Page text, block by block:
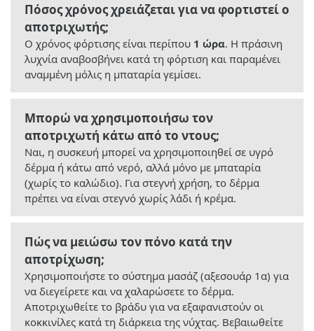
Πόσος χρόνος χρειάζεται για να φορτιστεί ο
αποτριχωτής;
Ο χρόνος φόρτισης είναι περίπου 1 ώρα. Η πράσινη
λυχνία αναβοσβήνει κατά τη φόρτιση και παραμένει
αναμμένη μόλις η μπαταρία γεμίσει.
Μπορώ να χρησιμοποιήσω τον
αποτριχωτή κάτω από το ντους;
Ναι, η συσκευή μπορεί να χρησιμοποιηθεί σε υγρό
δέρμα ή κάτω από νερό, αλλά μόνο με μπαταρία
(χωρίς το καλώδιο). Για στεγνή χρήση, το δέρμα
πρέπει να είναι στεγνό χωρίς λάδι ή κρέμα.
Πώς να μειώσω τον πόνο κατά την
αποτρίχωση;
Χρησιμοποιήστε το σύστημα μασάζ (αξεσουάρ 1α) για
να διεγείρετε και να χαλαρώσετε το δέρμα.
Αποτριχωθείτε το βράδυ για να εξαφανιστούν οι
κοκκινίλες κατά τη διάρκεια της νύχτας. Βεβαιωθείτε